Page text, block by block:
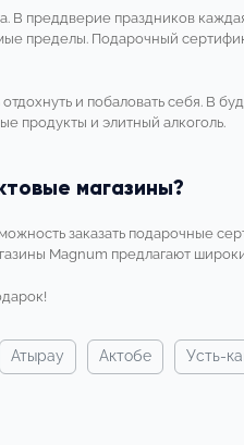
В преддверие праздников
пределы. Подарочный
и побаловать себя. В
продукты и элитный алкоголь.
магазины?
заказать подарочные
Magnum предлагают
атырау актобе усть-